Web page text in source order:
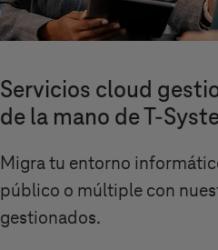
Servicios cloud
de la mano deT-
Migra tu entorno
público o múltiple con
gestionados.